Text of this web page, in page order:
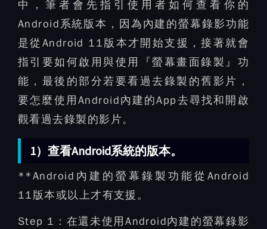
中，筆者會先指引使用者如何查看你的
Android系統版本，因為內建的螢幕錄影功能
是從Android 11版本才開始支援，接著就會
指引要如何啟用與使用『螢幕畫面錄製』功
能，最後的部分若要看過去錄製的舊影片，
要怎麼使用Android內建的App去尋找和開啟
觀看過去錄製的影片。
1）查看Android系統的版本。
**Android內建的螢幕錄製功能從Android
11版本或以上才有支援。
Step 1： 在還未使用Android內建的螢幕錄影